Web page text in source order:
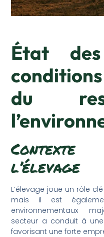
État
du
l’élevage
L’élevage joue un rôle
mais il est
environnementaux
secteur a conduit à
favorisant une forte